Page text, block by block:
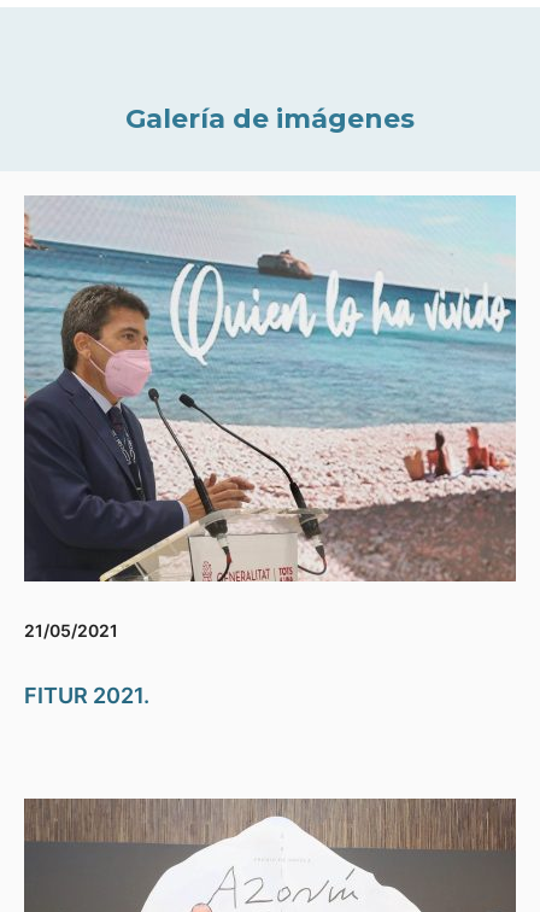
Galería de imágenes
21/05/2021
FITUR 2021.